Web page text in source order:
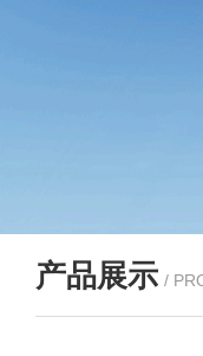
产品展示 /